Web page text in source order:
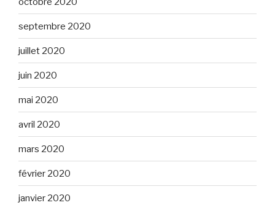
septembre 2020
juillet 2020
juin 2020
mai 2020
avril 2020
mars 2020
février 2020
janvier 2020